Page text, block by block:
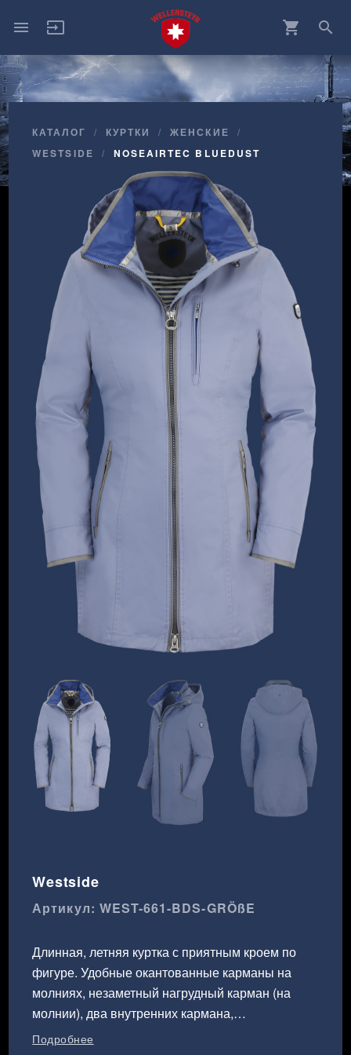
menu search
shopping_cart
input
КАТАЛОГ КУРТКИ
ЖЕНСКИЕ
WESTSIDE
NOSEAIRTEC BLUEDUST
Westside
Артикул: WEST-661-BDS-GRÖßE
Длинная, летняя куртка с приятным кроем по
фигуре. Удобные окантованные карманы на
молниях, незаметный нагрудный карман (на
молнии), два внутренних кармана,
регулируемый капюшон. Небольшие пятна
Подробнее